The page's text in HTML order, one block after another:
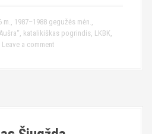
m., 1987–1988 gegužės mėn.,
, katalikiškas pogrindis, LKBK,
Leave a comment